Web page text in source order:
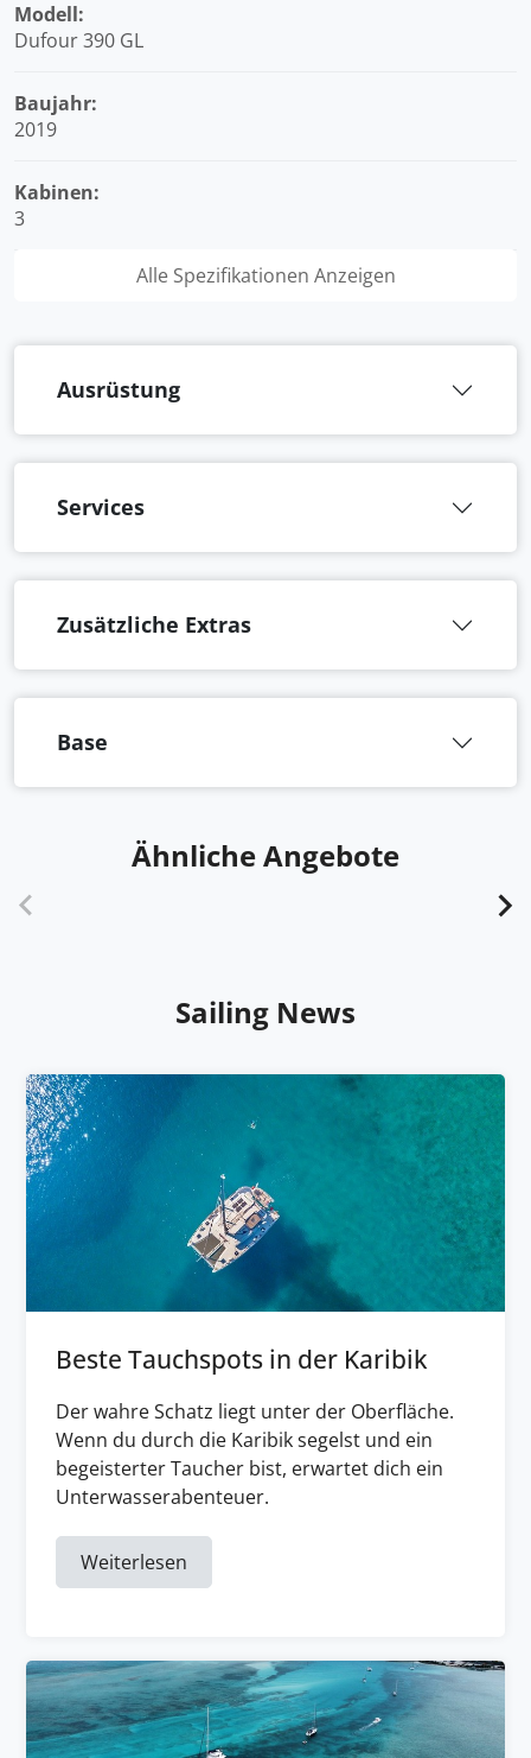
Modell:
Dufour 390 GL
Baujahr:
2019
Kabinen:
3
Alle Spezifikationen Anzeigen
Ausrüstung
Services
Zusätzliche Extras
Base
Ähnliche Angebote
Sailing News
Beste Tauchspots in der Karibik
Der wahre Schatz liegt unter der Oberfläche.
Wenn du durch die Karibik segelst und ein
begeisterter Taucher bist, erwartet dich ein
Unterwasserabenteuer.
Weiterlesen